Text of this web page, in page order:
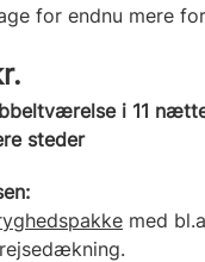
for endnu mere
i 11
steder
med